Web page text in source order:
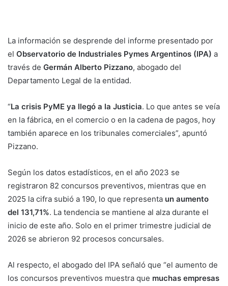
La información se desprende del informe presentado por
el Observatorio de Industriales Pymes Argentinos (IPA) a
través de Germán Alberto Pizzano, abogado del
Departamento Legal de la entidad.
“La crisis PyME ya llegó a la Justicia. Lo que antes se veía
en la fábrica, en el comercio o en la cadena de pagos, hoy
también aparece en los tribunales comerciales”, apuntó
Pizzano.
Según los datos estadísticos, en el año 2023 se
registraron 82 concursos preventivos, mientras que en
2025 la cifra subió a 190, lo que representa un aumento
del 131,71%. La tendencia se mantiene al alza durante el
inicio de este año. Solo en el primer trimestre judicial de
2026 se abrieron 92 procesos concursales.
Al respecto, el abogado del IPA señaló que “el aumento de
los concursos preventivos muestra que muchas empresas